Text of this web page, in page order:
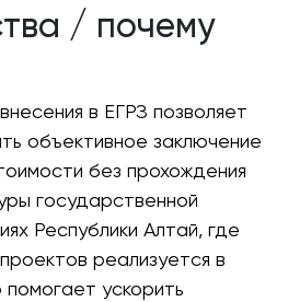
/ почему
в ЕГРЗ позволяет
объективное заключение
без прохождения
государственной
Республики Алтай, где
реализуется в
ускорить